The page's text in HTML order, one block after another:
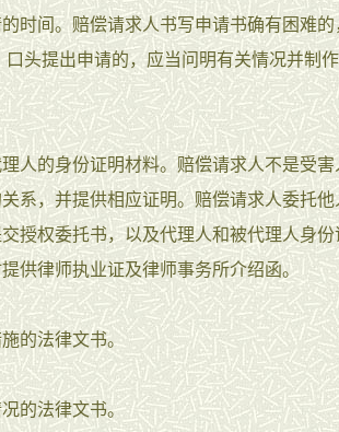
时间。赔偿请求人书写申请书确有困难的
头提出申请的，应当问明有关情况并制
人的身份证明材料。赔偿请求人不是受
系，并提供相应证明。赔偿请求人委托
授权委托书，以及代理人和被代理人身
供律师执业证及律师事务所介绍函。
的法律文书。
的法律文书。